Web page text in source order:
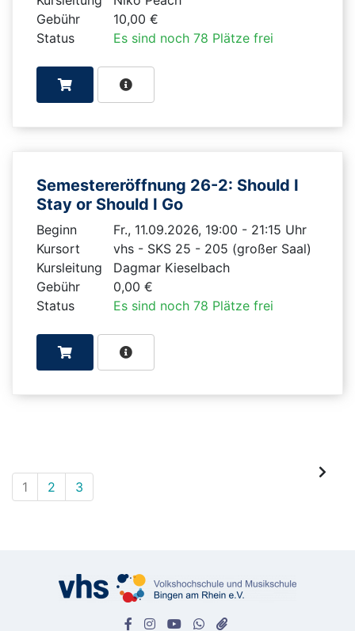
Gebühr
10,00 €
Status
Es sind noch 78 Plätze frei
Semestereröffnung 26-2: Should I
Stay or Should I Go
Beginn
Fr., 11.09.2026, 19:00 - 21:15 Uhr
Kursort
vhs - SKS 25 - 205 (großer Saal)
Kursleitung
Dagmar Kieselbach
Gebühr
0,00 €
Status
Es sind noch 78 Plätze frei
1 2 3